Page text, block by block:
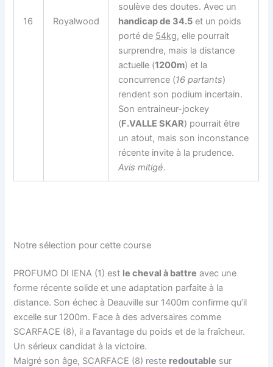
16 Royalwood
soulève des doutes. Avec un
handicap de 34.5 et un poids
porté de 54kg, elle pourrait
surprendre, mais la distance
actuelle (1200m) et la
concurrence (16 partants)
rendent son podium incertain.
Son entraineur-jockey
(F.VALLE SKAR) pourrait être
un atout, mais son inconstance
récente invite à la prudence.
Avis mitigé.
Notre sélection pour cette course
PROFUMO DI IENA (1) est le cheval à battre avec une
forme récente solide et une adaptation parfaite à la
distance. Son échec à Deauville sur 1400m confirme qu’il
excelle sur 1200m. Face à des adversaires comme
SCARFACE (8), il a l’avantage du poids et de la fraîcheur.
Un sérieux candidat à la victoire.
Malgré son âge, SCARFACE (8) reste redoutable sur